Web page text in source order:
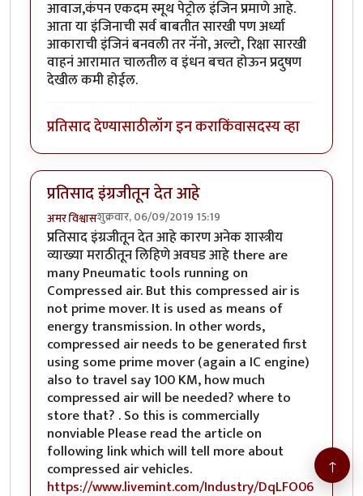
आवाज,कंपन एकदम स्मूथ पेट्रोल इंजिन प्रमाणे आहे.
आता या इंजिनाची सर्व बाबतीत सारखी पण अर्ध्या
आकाराची इंजिनं बनवली तर नॅनो, अल्टो, रिक्षा सारखी
वाहनं आरामात चालतील व इंधन बचत होऊन प्रदुषण
देखील कमी होईल.
प्रतिसाद देण्यासाठीलॉग इन कराकिंवासदस्य व्हा
प्रतिसाद इंग्रजीतून देत आहे
अमर विश्वासशुक्रवार, 06/09/2019 15:19
प्रतिसाद इंग्रजीतून देत आहे कारण अनेक शास्त्रीय
व्याख्या मराठीतून लिहिणे अवघड आहे there are
many Pneumatic tools running on
Compressed air. But this compressed air is
not prime mover. It is used as means of
energy transmission. In other words,
compressed air needs to be generated first
using some prime mover (again a IC engine)
also to travel say 100 KM, how much
compressed air will be needed? where to
store that? . So this is commercially
nonviable Please read the article on
following link which will tell more about
compressed air vehicles.
https://www.livemint.com/Industry/DqLFO06
↑